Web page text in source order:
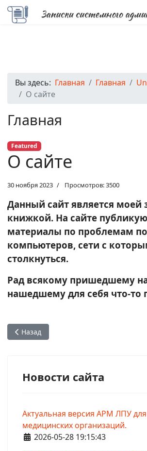
Вы здесь: Главная Главная
О сайте
Главная
Featured
О сайте
30 ноября 2023 Просмотров: 3500
Данный сайт является моей
книжкой. На сайте
материалы по проблемам
компьютеров, сети с
столкнуться.
Рад всякому пришедшему
нашедшему для себя что-то
Предыдущий: Правила форума
Назад
Новости сайта
Актуальная версия АРМ ЛПУ для
медицинских организаций.
Информация о материале
2026-05-28 19:15:43